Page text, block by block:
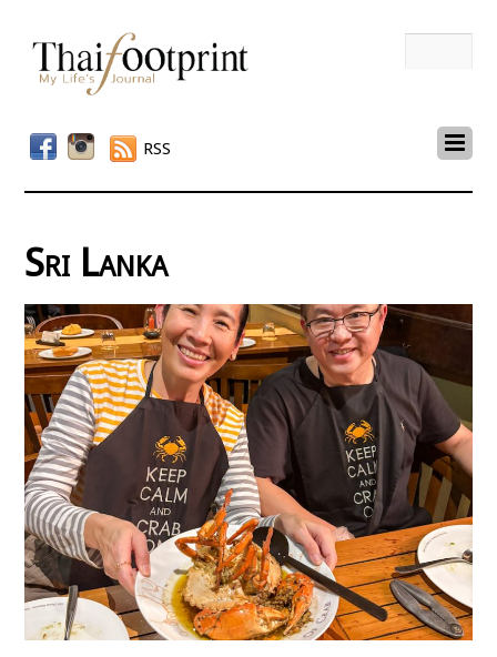
RSS
Sri Lanka